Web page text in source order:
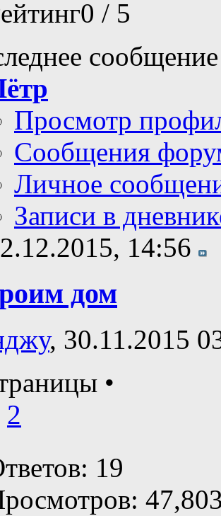
5
/ 5
Просмотр
Сообщения
Личное
Записи в
дом
, 30.11.2015
2